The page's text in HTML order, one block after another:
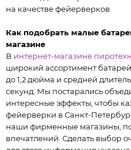
на качестве фейерверков.
Как подобрать малые
магазине
В интернет-магазине
широкий ассортимент
до 1,2 дюйма и средней
секунд. Мы постарались
интересные эффекты, чтобы
фейерверки в Санкт-
наши фирменные магазины,
впечатлений. Сделать выбор